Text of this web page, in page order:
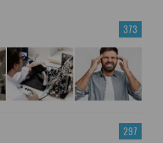
373
297